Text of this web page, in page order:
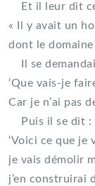
Et il leur dit
« Il y avait un
dont le
Il se
‘Que vais-je
Car je n’ai pas
Puis il se dit :
‘Voici ce que je
je vais démolir
j’en construirai